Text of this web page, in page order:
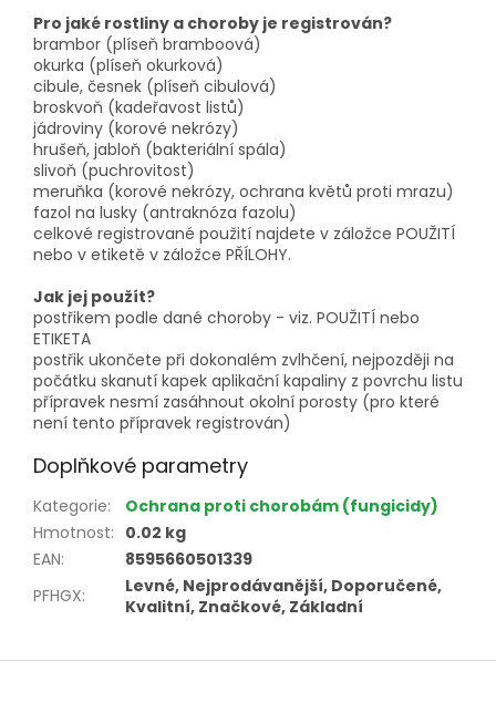
Pro jaké rostliny a choroby je registrován?
brambor (plíseň bramboová)
okurka (plíseň okurková)
cibule, česnek (plíseň cibulová)
broskvoň (kadeřavost listů)
jádroviny (korové nekrózy)
hrušeň, jabloň (bakteriální spála)
slivoň (puchrovitost)
meruňka (korové nekrózy, ochrana květů proti mrazu)
fazol na lusky (antraknóza fazolu)
celkové registrované použití najdete v záložce POUŽITÍ
nebo v etiketě v záložce PŘÍLOHY.
Jak jej použít?
postřikem podle dané choroby - viz. POUŽITÍ nebo
ETIKETA
postřik ukončete při dokonalém zvlhčení, nejpozději na
počátku skanutí kapek aplikační kapaliny z povrchu listu
přípravek nesmí zasáhnout okolní porosty (pro které
není tento přípravek registrován)
Doplňkové parametry
Kategorie:
Ochrana proti chorobám (fungicidy)
Hmotnost: 0.02 kg
EAN:
8595660501339
PFHGX:
Levné, Nejprodávanější, Doporučené,
Kvalitní, Značkové, Základní
Z